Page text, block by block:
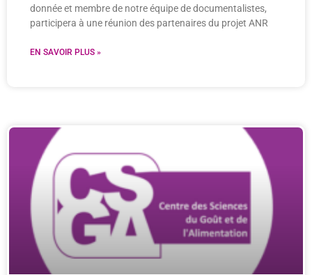
donnée et membre de notre équipe de documentalistes,
participera à une réunion des partenaires du projet ANR
EN SAVOIR PLUS »